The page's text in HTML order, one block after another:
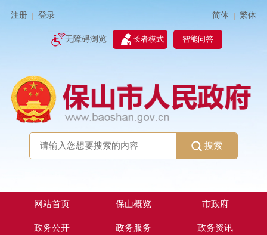
注册 登录 简体 | 繁体
无障碍浏览 长者模式 智能问答
搜索
网站首页 保山概览 市政府
政务公开 政务服务 政务资讯